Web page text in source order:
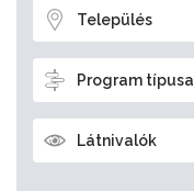
Település
Program típusa
Látnivalók